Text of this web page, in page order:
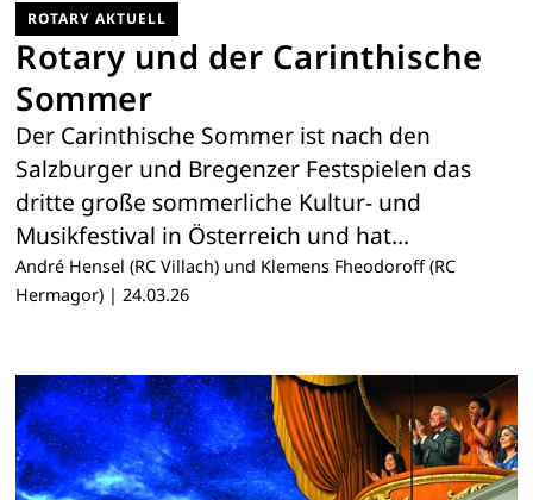
ROTARY AKTUELL
Rotary und der Carinthische
Sommer
Der Carinthische Sommer ist nach den
Salzburger und Bregenzer Festspielen das
dritte große sommerliche Kultur- und
Musikfestival in Österreich und hat…
André Hensel (RC Villach) und Klemens Fheodoroff (RC
Hermagor) | 24.03.26